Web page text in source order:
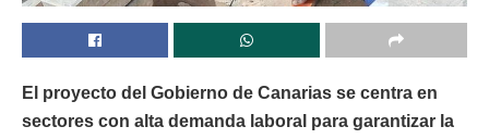
El proyecto del Gobierno de Canarias se centra en
sectores con alta demanda laboral para garantizar la